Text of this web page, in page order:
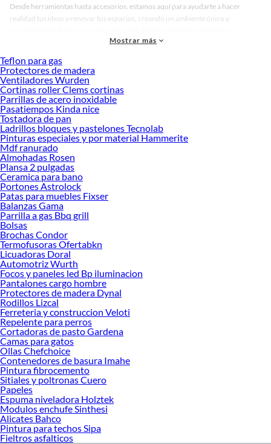
Desde herramientas hasta accesorios, estamos aquí para ayudarte a hacer
realidad tus ideas y renovar tus espacios, creando un ambiente único y
accesorios de calidad que te ayudarán a crear un espacio más tú.
Desde remodelaciones hasta proyectos de decoración, estamos aquí para hacer
tus ideas realidad. ¡Visítanos y encuentra todo lo que tenemos para ofrecerte en
Radios para Autos!
Explora la variedad de productos de Radios para Autos en Sodimac
Herramientas, materiales y accesorios de calidad para tus proyectos y
renovación de espacios. ¡Visítanos y descubre todo lo que tenemos para
ofrecerte!
Encuentra una amplia variedad de productos de Radios para Autos en Sodimac.
Encuentra todo lo necesario para tus proyectos de renovación y decoración.
¡Visítanos y haz tus ideas realidad!
Mostrar más
Teflon para gas
Protectores de madera
Ventiladores Wurden
Cortinas roller Clems cortinas
Parrillas de acero inoxidable
Pasatiempos Kinda nice
Tostadora de pan
Ladrillos bloques y pastelones Tecnolab
Pinturas especiales y por material Hammerite
Mdf ranurado
Almohadas Rosen
Plansa 2 pulgadas
Ceramica para bano
Portones Astrolock
Patas para muebles Fixser
Balanzas Gama
Parrilla a gas Bbq grill
Bolsas
Brochas Condor
Termofusoras Ofertabkn
Licuadoras Doral
Automotriz Wurth
Focos y paneles led Bp iluminacion
Pantalones cargo hombre
Protectores de madera Dynal
Rodillos Lizcal
Ferreteria y construccion Veloti
Repelente para perros
Cortadoras de pasto Gardena
Camas para gatos
Ollas Chefchoice
Contenedores de basura Imahe
Pintura fibrocemento
Sitiales y poltronas Cuero
Papeles
Espuma niveladora Holztek
Modulos enchufe Sinthesi
Alicates Bahco
Pintura para techos Sipa
Fieltros asfalticos